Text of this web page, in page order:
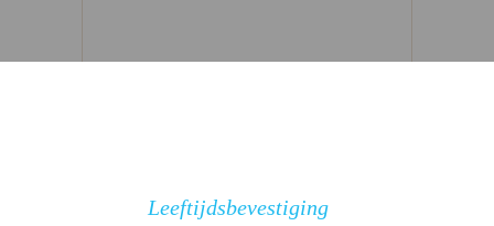
Leeftijdsbevestiging